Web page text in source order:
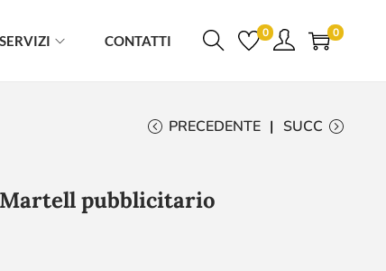
SERVIZI CONTATTI 0 0
PRECEDENTE SUCC
Martell pubblicitario